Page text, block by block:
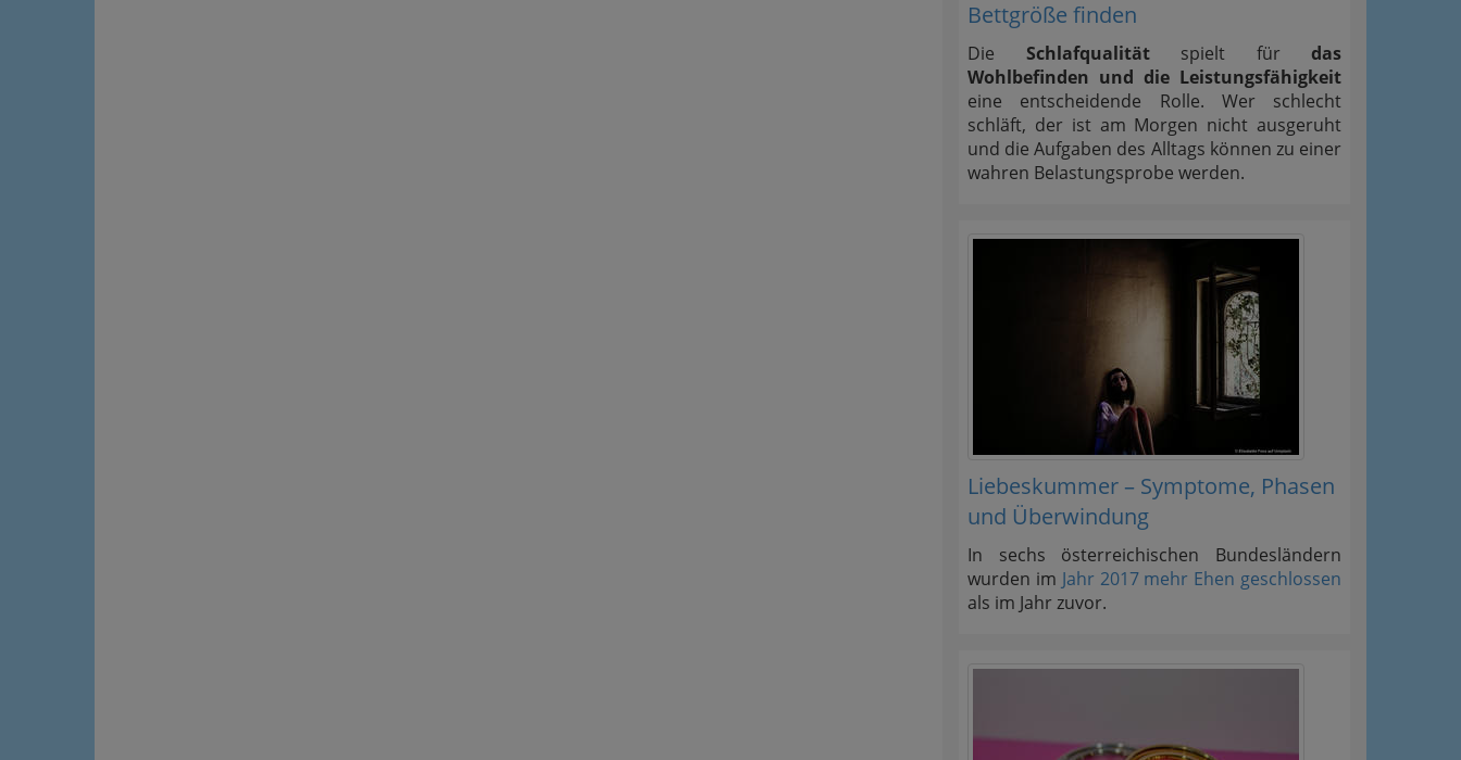
Bettgröße finden
Die Schlafqualitätspielt für das
Wohlbefinden und die Leistungsfähigkeit
eine entscheidende Rolle. Wer schlecht
schläft, der ist am Morgen nicht ausgeruht
und die Aufgaben des Alltags können zu einer
wahren Belastungsprobe werden.
Liebeskummer – Symptome, Phasen
und Überwindung
In sechs österreichischen Bundesländern
wurden im Jahr 2017 mehr Ehen geschlossen
als im Jahr zuvor.